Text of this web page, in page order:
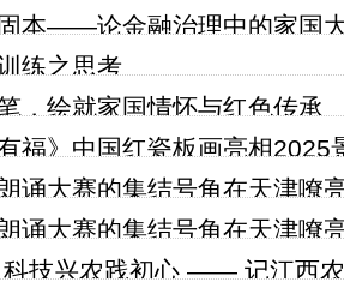
本——论金融治理中的家国
练之思考
，绘就家国情怀与红色传承
福》中国红瓷板画亮相2025
）
诵大赛的集结号角在天津嘹
诵大赛的集结号角在天津嘹
科技兴农践初心 —— 记江西